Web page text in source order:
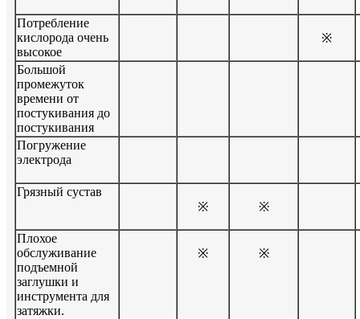
Потребление
кислорода очень
высокое
※
Большой
промежуток
времени от
постукивания до
постукивания
Погружение
электрода
Грязный сустав
※
※
Плохое
обслуживание
подъемной
заглушки и
инструмента для
затяжки.
※ ※